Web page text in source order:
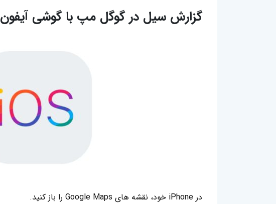
گزارش سیل در گوگل مپ با گوشی آیفون
در iPhone خود، نقشه های Google Maps را باز کنید.